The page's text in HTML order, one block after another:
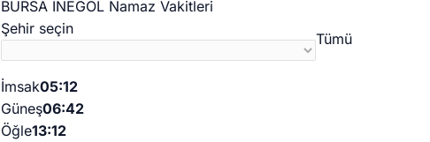
BURSA İNEGÖL Namaz Vakitleri
Şehir seçin
Tümü
İmsak05:12
Güneş06:42
Öğle13:12